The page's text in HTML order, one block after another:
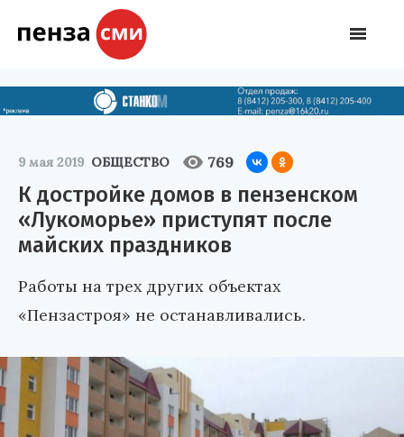
9 мая 2019 ОБЩЕСТВО 769
К достройке домов в пензенском
«Лукоморье» приступят после
майских праздников
Работы на трех других объектах
«Пензастроя» не останавливались.